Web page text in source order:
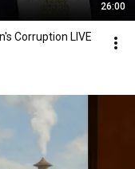
26:00
Corruption LIVE